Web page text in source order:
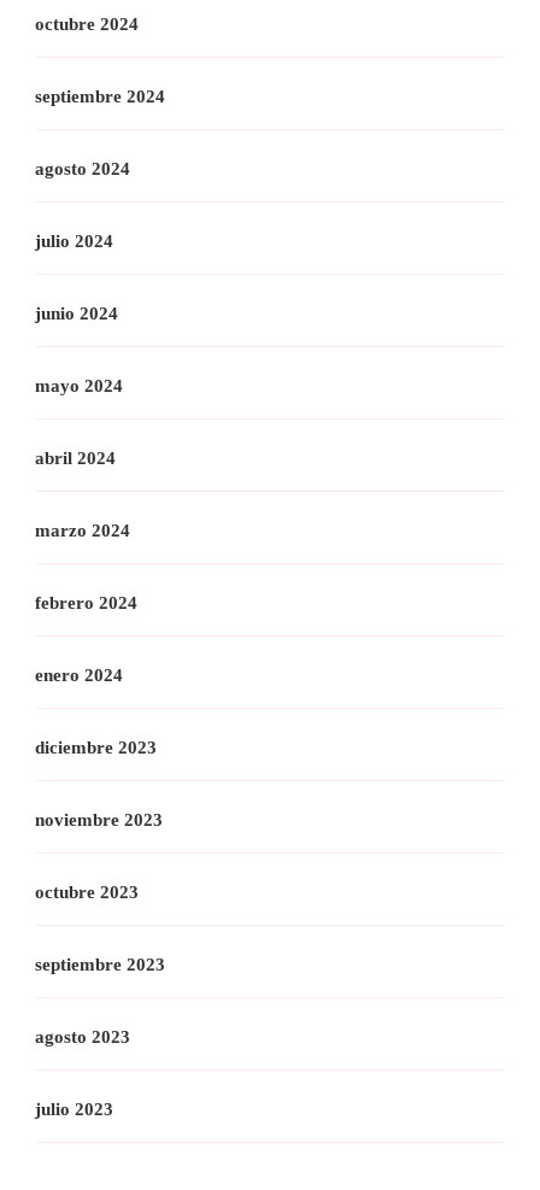
octubre 2024
septiembre 2024
agosto 2024
julio 2024
junio 2024
mayo 2024
abril 2024
marzo 2024
febrero 2024
enero 2024
diciembre 2023
noviembre 2023
octubre 2023
septiembre 2023
agosto 2023
julio 2023